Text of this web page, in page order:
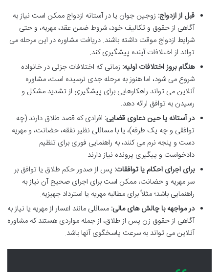
قبل از ازدواج: زوجین جوان یا در آستانه ازدواج ممکن است نیاز به
آگاهی از حقوق و تکالیف خود، شروط ضمن عقد، مهریه، و حتی
شرایط ازدواج موقت داشته باشند. دریافت مشاوره در این مرحله می
تواند از اختلافات آینده پیشگیری کند.
هنگام بروز اختلافات اولیه: زمانی که اختلافات جزئی در خانواده
شروع می شود، اما هنوز به مرحله جدی نرسیده است، مشاوره
آنلاین می تواند راهکارهایی برای پیشگیری از تشدید مشکل و
رسیدن به توافق ارائه دهد.
در آستانه یا حین دعاوی قضایی: افرادی که قصد طلاق دارند (چه
توافقی و چه یک طرفه)، یا با مسائلی نظیر نفقه، حضانت، و مهریه
دست و پنجه نرم می کنند، به راهنمایی فوری برای تنظیم
دادخواست و پیگیری پرونده نیاز دارند.
برای اجرای احکام یا توافقات: پس از صدور حکم طلاق یا توافق بر
سر مهریه و حضانت، ممکن است برای اجرای صحیح آن نیاز به
راهنمایی باشد؛ مثلاً برای مطالبه مهریه یا استرداد جهیزیه.
در مواجهه با چالش های مالی: مسائلی مانند اعسار از مهریه یا نیاز به
آگاهی از حقوق زن پس از طلاق، از جمله مواردی هستند که مشاوره
آنلاین می تواند به سرعت پاسخگوی آنها باشد.